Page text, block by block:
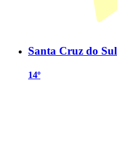
Santa Cruz do Sul
14º